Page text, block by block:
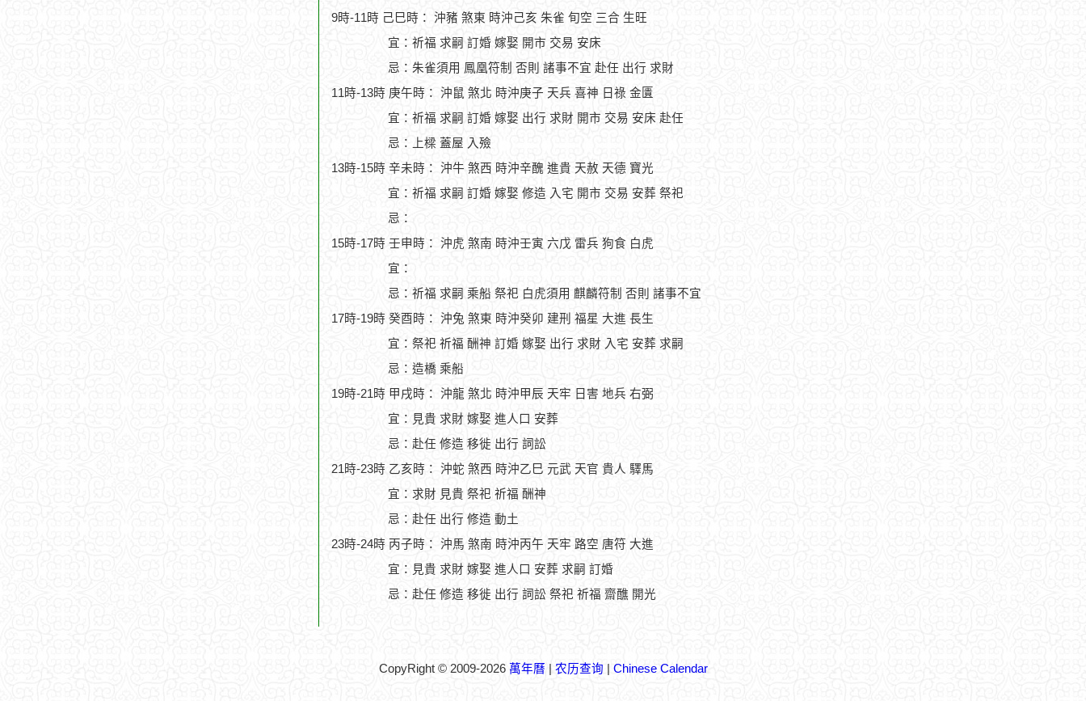
9時-11時 己巳時： 沖豬 煞東 時沖己亥 朱雀 旬空 三合 生旺
宜：祈福 求嗣 訂婚 嫁娶 開市 交易 安床
忌：朱雀須用 鳳凰符制 否則 諸事不宜 赴任 出行 求財
11時-13時 庚午時： 沖鼠 煞北 時沖庚子 天兵 喜神 日祿 金匱
宜：祈福 求嗣 訂婚 嫁娶 出行 求財 開市 交易 安床 赴任
忌：上樑 蓋屋 入殮
13時-15時 辛未時： 沖牛 煞西 時沖辛醜 進貴 天赦 天德 寶光
宜：祈福 求嗣 訂婚 嫁娶 修造 入宅 開市 交易 安葬 祭祀
忌：
15時-17時 壬申時： 沖虎 煞南 時沖壬寅 六戊 雷兵 狗食 白虎
宜：
忌：祈福 求嗣 乘船 祭祀 白虎須用 麒麟符制 否則 諸事不宜
17時-19時 癸酉時： 沖兔 煞東 時沖癸卯 建刑 福星 大進 長生
宜：祭祀 祈福 酬神 訂婚 嫁娶 出行 求財 入宅 安葬 求嗣
忌：造橋 乘船
19時-21時 甲戌時： 沖龍 煞北 時沖甲辰 天牢 日害 地兵 右弼
宜：見貴 求財 嫁娶 進人口 安葬
忌：赴任 修造 移徙 出行 詞訟
21時-23時 乙亥時： 沖蛇 煞西 時沖乙巳 元武 天官 貴人 驛馬
宜：求財 見貴 祭祀 祈福 酬神
忌：赴任 出行 修造 動土
23時-24時 丙子時： 沖馬 煞南 時沖丙午 天牢 路空 唐符 大進
宜：見貴 求財 嫁娶 進人口 安葬 求嗣 訂婚
忌：赴任 修造 移徙 出行 詞訟 祭祀 祈福 齋醮 開光
CopyRight © 2009-2026 萬年曆 农历查询 Chinese Calendar